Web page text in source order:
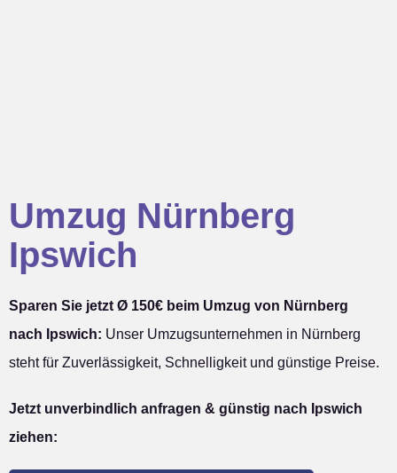
Umzug Nürnberg
Ipswich
Sparen Sie jetzt Ø 150€ beim Umzug von Nürnberg
nach Ipswich: Unser Umzugsunternehmen in Nürnberg
steht für Zuverlässigkeit, Schnelligkeit und günstige Preise.
Jetzt unverbindlich anfragen & günstig nach Ipswich
ziehen: